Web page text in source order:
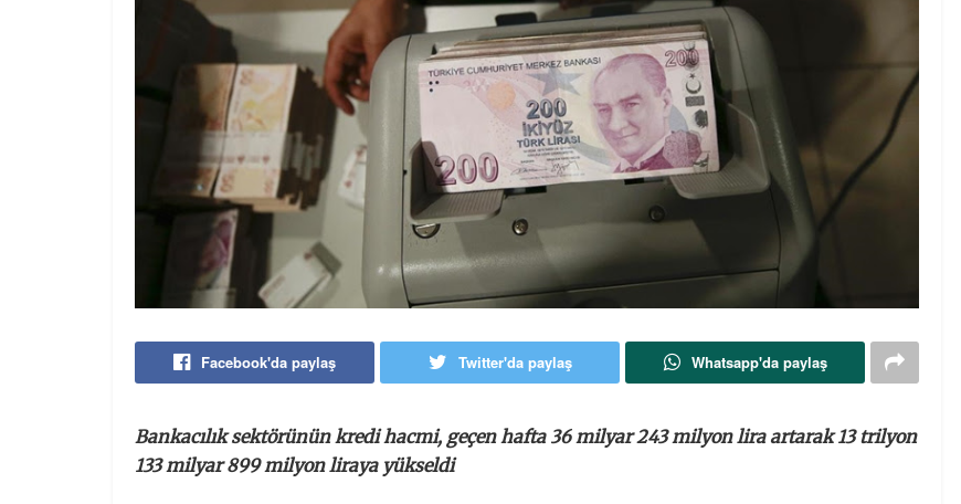
Facebook'da paylaş Twitter'da paylaş Whatsapp'da paylaş
Bankacılık sektörünün kredi hacmi, geçen hafta 36 milyar 243 milyon lira artarak 13 trilyon
133 milyar 899 milyon liraya yükseldi